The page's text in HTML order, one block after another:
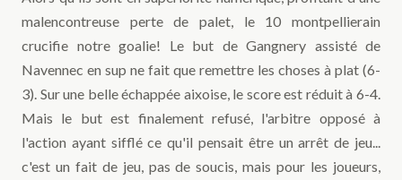
malencontreuse perte de palet, le 10 montpellierain
crucifie notre goalie! Le but de Gangnery assisté de
Navennec en sup ne fait que remettre les choses à plat (6-
3). Sur une belle échappée aixoise, le score est réduit à 6-4.
Mais le but est finalement refusé, l'arbitre opposé à
l'action ayant sifflé ce qu'il pensait être un arrêt de jeu...
c'est un fait de jeu, pas de soucis, mais pour les joueurs,